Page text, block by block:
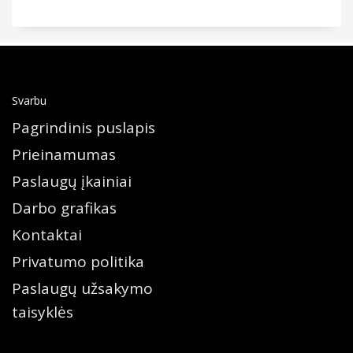
Svarbu
Pagrindinis puslapis
Prieinamumas
Paslaugų įkainiai
Darbo grafikas
Kontaktai
Privatumo politika
Paslaugų užsakymo
taisyklės